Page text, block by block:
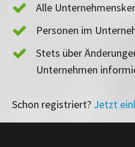
Alle
Personen im
Stets über
Unternehmen
Schon registriert? Jetzt